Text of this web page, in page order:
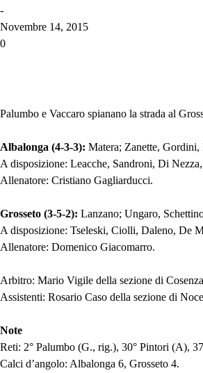
-
Novembre 14, 2015
0
Palumbo e Vaccaro spianano la strada al
Albalonga (4-3-3): Matera; Zanette,
A disposizione: Leacche, Sandroni, Di
Allenatore: Cristiano Gagliarducci.
Grosseto (3-5-2): Lanzano; Ungaro,
A disposizione: Tseleski, Ciolli, Daleno, De
Allenatore: Domenico Giacomarro.
Arbitro: Mario Vigile della sezione di
Assistenti: Rosario Caso della sezione di
Note
Reti: 2° Palumbo (G., rig.), 30° Pintori (A),
Calci d’angolo: Albalonga 6, Grosseto 4.